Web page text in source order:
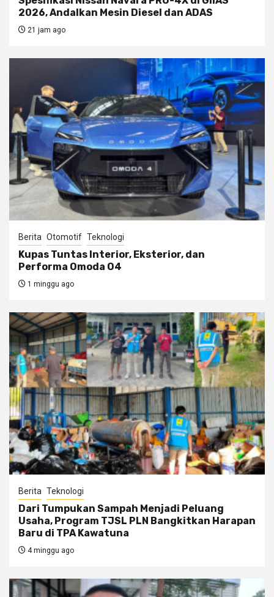
2026, Andalkan Mesin Diesel dan ADAS
21 jam ago
Berita Otomotif Teknologi
Kupas Tuntas Interior, Eksterior, dan
Performa Omoda O4
1 minggu ago
Berita Teknologi
Dari Tumpukan Sampah Menjadi Peluang
Usaha, Program TJSL PLN Bangkitkan Harapan
Baru di TPA Kawatuna
4 minggu ago